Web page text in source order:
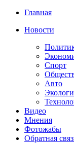
Главная
Новости
Спорт
Авто
Видео
Мнения
Фотожабы
Обратная